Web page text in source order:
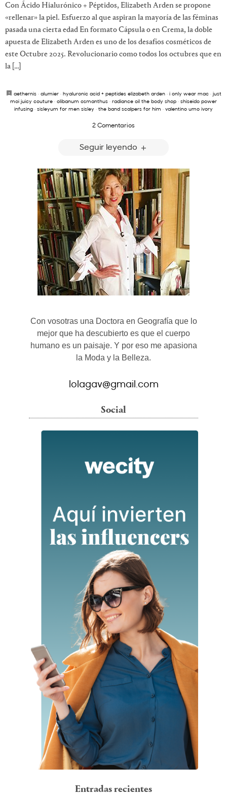
Con Ácido Hialurónico + Péptidos, Elizabeth Arden se propone
«rellenar» la piel. Esfuerzo al que aspiran la mayoría de las féminas
pasada una cierta edad En formato Cápsula o en Crema, la doble
apuesta de Elizabeth Arden es uno de los desafíos cosméticos de
este Octubre 2025. Revolucionario como todos los octubres que en
la […]
aethernis· alumier· hyaluronic acid + peptides elizabeth arden· i only wear mac· just
moi juicy couture · olibanum osmanthus · radiance oil the body shop · shiseido power
infusing · sisleyum for men sisley · the band scalpers for him · valentino umo ivory
2 Comentarios
Seguir leyendo
Con vosotras una Doctora en Geografía que lo
mejor que ha descubierto es que el cuerpo
humano es un paisaje. Y por eso me apasiona
la Moda y la Belleza.
lolagav@gmail.com
Social
Entradas recientes